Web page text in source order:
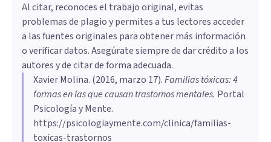
Al citar, reconoces el trabajo original, evitas
problemas de plagio y permites a tus lectores acceder
a las fuentes originales para obtener más información
o verificar datos. Asegúrate siempre de dar crédito a los
autores y de citar de forma adecuada.
Xavier Molina. (2016, marzo 17).Familias tóxicas: 4
formas en las que causan trastornos mentales. Portal
Psicología y Mente.
https://psicologiaymente.com/clinica/familias-
toxicas-trastornos